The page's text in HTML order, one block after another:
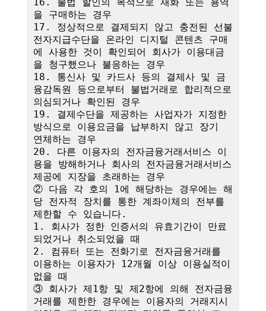
을 구매하는 경우
17. 정상적으로 결제되지 않고 충전된 선불
전자지급수단을 온라인 디지털 콘텐츠 구매
에 사용한 것이 확인되어 회사가 이용대금
을 청구했으나 불응하는 경우
18. 통신사 및 카드사 등의 결제사 및 금
융감독원 등으로부터 불법거래로 합리적으로
의심되거나 확인된 경우
19. 결제수단을 제공하는 사업자가 지정한
방식으로 이용요금을 납부하지 않고 장기
연체하는 경우
20. 다른 이용자의 전자금융거래서비스 이
용을 방해하거나 회사의 전자금융거래서비스
제공에 지장을 초래하는 경우
② 다음 각 호의 1에 해당하는 경우에는 해
당 전자적 장치를 통한 계좌이체의 전부를
제한할 수 있습니다.
1. 회사가 정한 인증서의 유효기간이 만료
되었거나 취소되었을 때
2. 컴퓨터 또는 전화기로 전자금융거래를
이용하는 이용자가 12개월 이상 이용실적이
없을 때
③ 회사가 제1항 및 제2항에 의해 전자금융
거래를 제한한 경우에는 이용자의 거래지시